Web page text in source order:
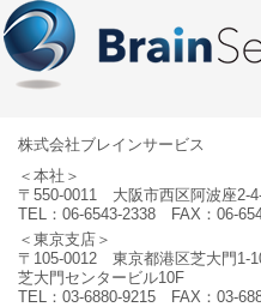
株式会社ブレインサービス
＜本社＞
〒550-0011 大阪市西区阿波座2-
TEL：06-6543-2338 FAX：06-
＜東京支店＞
〒105-0012 東京都港区芝大門1-
芝大門センタービル10F
TEL：03-6880-9215 FAX：03-